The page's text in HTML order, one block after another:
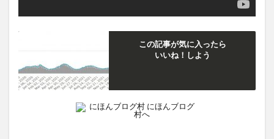
この記事が気に入ったら
いいね！しよう